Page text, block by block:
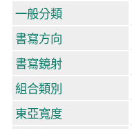
一般分類
書寫方向
書寫鏡射
組合類別
東亞寬度